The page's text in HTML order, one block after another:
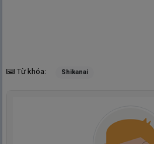
Từ khóa: Shikanai